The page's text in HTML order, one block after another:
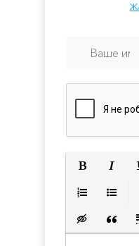
Вставка